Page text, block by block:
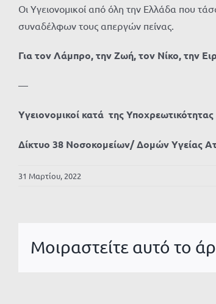
Οι Υγειονομικοί από όλη την Ελλάδα που
συναδέλφων τους απεργών πείνας.
Για τον Λάμπρο, την Ζωή, τον Νίκο, την
—
Υγειονομικοί κατά της Υποχρεωτικότητας
Δίκτυο 38 Νοσοκομείων/ Δομών Υγείας
31 Μαρτίου, 2022
Μοιραστείτε αυτό το